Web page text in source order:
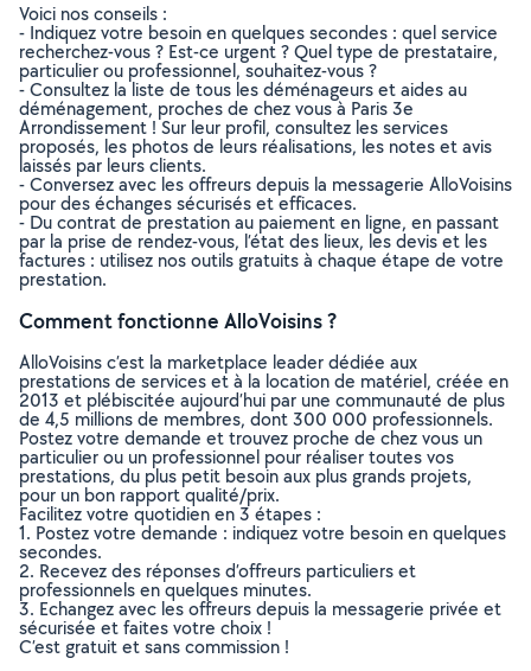
Voici nos conseils :
- Indiquez votre besoin en quelques secondes : quel service
recherchez-vous ? Est-ce urgent ? Quel type de prestataire,
particulier ou professionnel, souhaitez-vous ?
- Consultez la liste de tous les déménageurs et aides au
déménagement, proches de chez vous à Paris 3e
Arrondissement ! Sur leur profil, consultez les services
proposés, les photos de leurs réalisations, les notes et avis
laissés par leurs clients.
- Conversez avec les offreurs depuis la messagerie AlloVoisins
pour des échanges sécurisés et efficaces.
- Du contrat de prestation au paiement en ligne, en passant
par la prise de rendez-vous, l’état des lieux, les devis et les
factures : utilisez nos outils gratuits à chaque étape de votre
prestation.
Comment fonctionne AlloVoisins ?
AlloVoisins c’est la marketplace leader dédiée aux
prestations de services et à la location de matériel, créée en
2013 et plébiscitée aujourd’hui par une communauté de plus
de 4,5 millions de membres, dont 300 000 professionnels.
Postez votre demande et trouvez proche de chez vous un
particulier ou un professionnel pour réaliser toutes vos
prestations, du plus petit besoin aux plus grands projets,
pour un bon rapport qualité/prix.
Facilitez votre quotidien en 3 étapes :
1. Postez votre demande : indiquez votre besoin en quelques
secondes.
2. Recevez des réponses d’offreurs particuliers et
professionnels en quelques minutes.
3. Echangez avec les offreurs depuis la messagerie privée et
sécurisée et faites votre choix !
C’est gratuit et sans commission !